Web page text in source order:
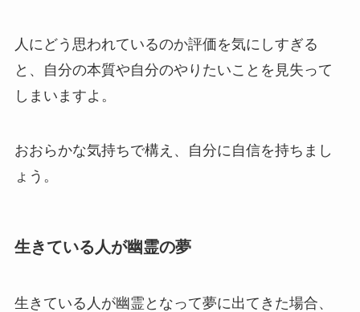
人にどう思われているのか評価を気にしすぎる
と、自分の本質や自分のやりたいことを見失って
しまいますよ。
おおらかな気持ちで構え、自分に自信を持ちまし
ょう。
生きている人が幽霊の夢
生きている人が幽霊となって夢に出てきた場合、